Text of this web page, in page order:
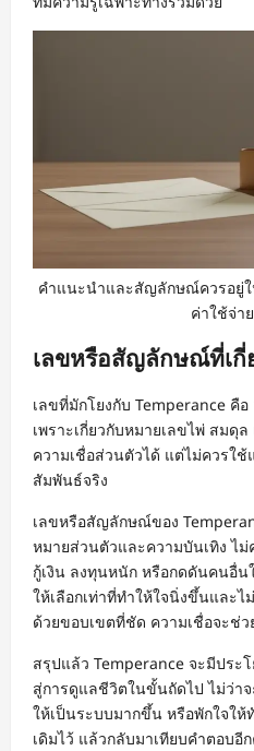
คำแนะนำและสัญลักษณ์ควรอยู่ใ
ค่าใช้จ่า
เลขหรือสัญลักษณ์ที่เกี่
เลขที่มักโยงกับ Temperance คื
เพราะเกี่ยวกับหมายเลขไพ่ สมดุ
ความเชื่อส่วนตัวได้ แต่ไม่ควรใ
สัมพันธ์จริง
เลขหรือสัญลักษณ์ของ
หมายส่วนตัวและความบันเทิง ไม่
กู้เงิน ลงทุนหนัก หรือกดดันคนอื่น
ให้เลือกเท่าที่ทำให้ใจนิ่งขึ้นและ
ด้วยขอบเขตที่ชัด ความเชื่อจะช่
สรุปแล้ว Temperance จะมีประ
สู่การดูแลชีวิตในขั้นถัดไป ไม่ว่า
ให้เป็นระบบมากขึ้น หรือพักใจใ
เดิมไว้ แล้วกลับมาเทียบคำตอบอี